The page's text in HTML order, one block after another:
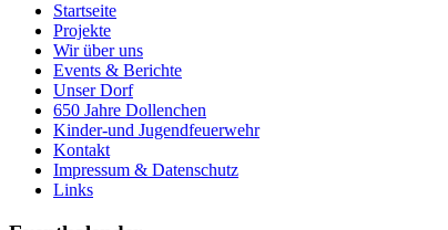
Startseite
Projekte
Wir über uns
Events & Berichte
Unser Dorf
650 Jahre Dollenchen
Kinder-und Jugendfeuerwehr
Kontakt
Impressum & Datenschutz
Links